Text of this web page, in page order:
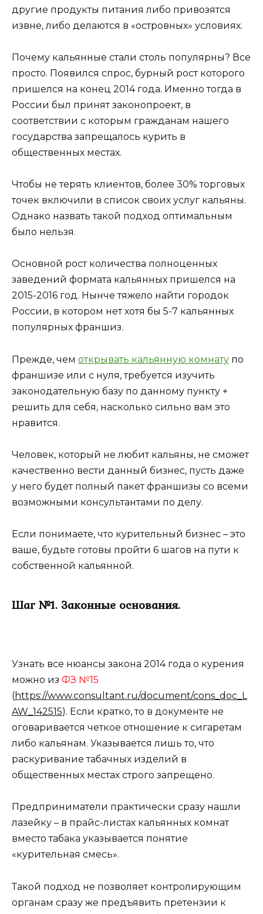
другие продукты питания либо привозятся
извне, либо делаются в «островных» условиях.
Почему кальянные стали столь популярны? Все
просто. Появился спрос, бурный рост которого
пришелся на конец 2014 года. Именно тогда в
России был принят законопроект, в
соответствии с которым гражданам нашего
государства запрещалось курить в
общественных местах.
Чтобы не терять клиентов, более 30% торговых
точек включили в список своих услуг кальяны.
Однако назвать такой подход оптимальным
было нельзя.
Основной рост количества полноценных
заведений формата кальянных пришелся на
2015-2016 год. Нынче тяжело найти городок
России, в котором нет хотя бы 5-7 кальянных
популярных франшиз.
Прежде, чем открывать кальянную комнату по
франшизе или с нуля, требуется изучить
законодательную базу по данному пункту +
решить для себя, насколько сильно вам это
нравится.
Человек, который не любит кальяны, не сможет
качественно вести данный бизнес, пусть даже
у него будет полный пакет франшизы со всеми
возможными консультантами по делу.
Если понимаете, что курительный бизнес – это
ваше, будьте готовы пройти 6 шагов на пути к
собственной кальянной.
Шаг №1. Законные основания.
Узнать все нюансы закона 2014 года о курения
можно из ФЗ №15
(https://www.consultant.ru/document/cons_doc_L
AW_142515). Если кратко, то в документе не
оговаривается четкое отношение к сигаретам
либо кальянам. Указывается лишь то, что
раскуривание табачных изделий в
общественных местах строго запрещено.
Предприниматели практически сразу нашли
лазейку – в прайс-листах кальянных комнат
вместо табака указывается понятие
«курительная смесь».
Такой подход не позволяет контролирующим
органам сразу же предъявить претензии к